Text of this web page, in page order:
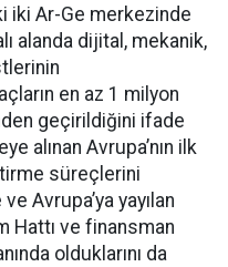
iki Ar-Ge mer­kezinde
alanda dijital, mekanik,
en az 1 milyon
geçirildiğini ifade
alınan Avrupa’nın ilk
süreçlerini
ve Avrupa’ya yayılan
Hattı ve finansman
olduklarını da